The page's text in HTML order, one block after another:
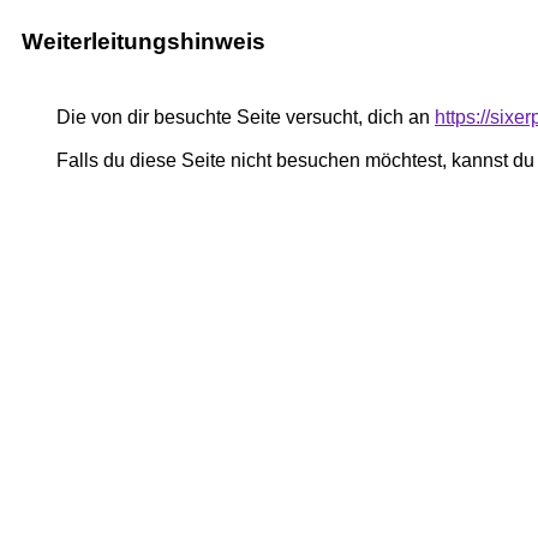
Weiterleitungshinweis
Die von dir besuchte Seite versucht, dich an https://
Falls du diese Seite nicht besuchen möchtest, kannst du